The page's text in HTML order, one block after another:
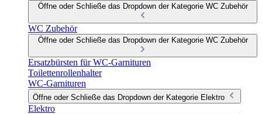
Öffne oder Schließe das Dropdown der Kategorie WC Zubehör
WC Zubehör
Öffne oder Schließe das Dropdown der Kategorie WC Zubehör
Ersatzbürsten für WC-Garnituren
Toilettenrollenhalter
WC-Garnituren
Öffne oder Schließe das Dropdown der Kategorie Elektro
Elektro